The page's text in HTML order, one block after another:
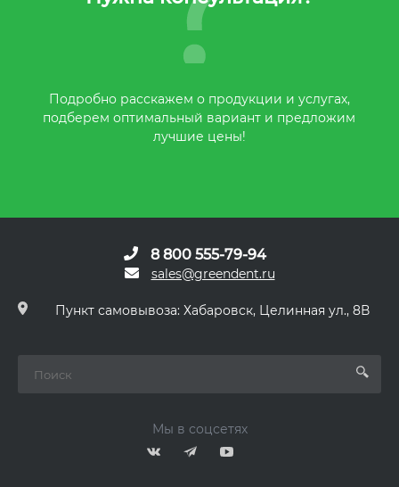
Подробно расскажем о продукции и услугах,
подберем оптимальный вариант и предложим
лучшие цены!
8 800 555-79-94
sales@greendent.ru
Пункт самовывоза: Хабаровск, Целинная ул., 8В
Мы в соцсетях